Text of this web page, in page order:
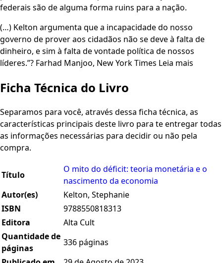
federais são de alguma forma ruins para a nação.
(…) Kelton argumenta que a incapacidade do nosso
governo de prover aos cidadãos não se deve à falta de
dinheiro, e sim à falta de vontade política de nossos
líderes.”? Farhad Manjoo, New York Times Leia mais
Ficha Técnica do Livro
Separamos para você, através dessa ficha técnica, as
características principais deste livro para te entregar todas
as informações necessárias para decidir ou não pela
compra.
Título
O mito do déficit: teoria monetária e o
nascimento da economia
Autor(es)
Kelton, Stephanie
ISBN
9788550818313
Editora
Alta Cult
Quantidade de
páginas
336 páginas